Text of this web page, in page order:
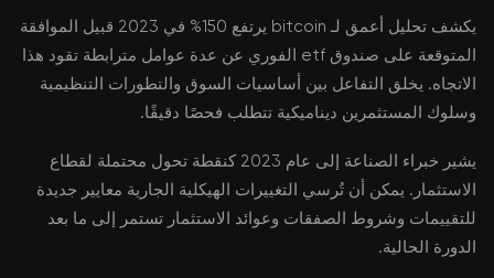
يكشف تحليل أعمق لـ bitcoin يرتفع 150% في 2023 قبيل الموافقة
المتوقعة على صندوق etf الفوري عن عدة عوامل مترابطة تقود هذا
الاتجاه. يخلق التفاعل بين أساسيات السوق والتطورات التنظيمية
وسلوك المستثمرين ديناميكية تتطلب فحصًا دقيقًا.
يشير خبراء الصناعة إلى عام 2023 كنقطة تحول محتملة لقطاع
الاستثمار. يمكن أن تُرسي التغييرات الهيكلية الجارية معايير جديدة
للتقييمات وشروط الصفقات وعوائد الاستثمار تستمر إلى ما بعد
الدورة الحالية.